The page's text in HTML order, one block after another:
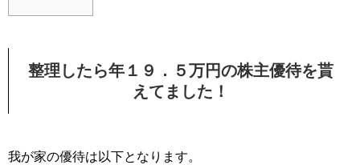
整理したら年１９．５万円の株主優待を貰
えてました！
我が家の優待は以下となります。